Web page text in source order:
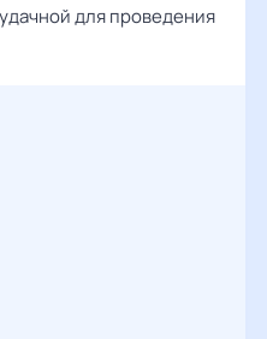
для проведения